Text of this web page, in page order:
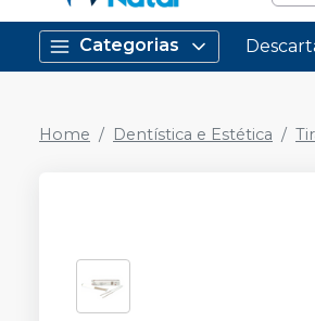
Categorias
Home Dentística e Estética